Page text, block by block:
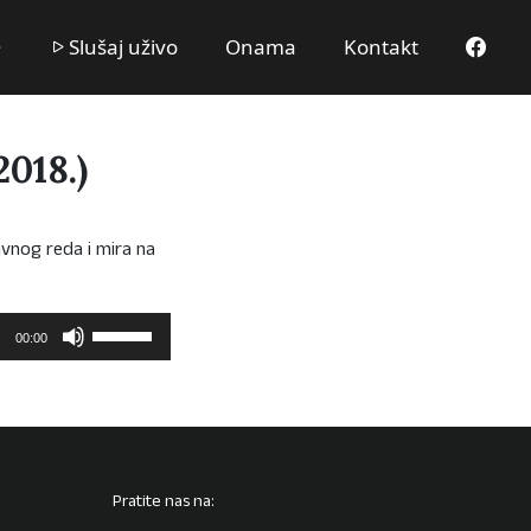
Slušaj uživo Onama Kontakt
reda i mira na
00:00
biste
Pratite nas na: